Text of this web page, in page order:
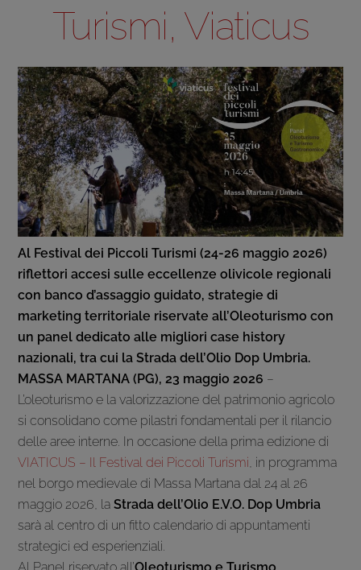
Turismi, Viaticus
Al Festival dei Piccoli Turismi (24-26 maggio 2026)
riflettori accesi sulle eccellenze olivicole regionali
con banco d’assaggio guidato, strategie di
marketing territoriale riservate all’Oleoturismo con
un panel dedicato alle migliori case history
nazionali, tra cui la Strada dell’Olio Dop Umbria.
MASSA MARTANA (PG), 23 maggio 2026 –
L’oleoturismo e la valorizzazione del patrimonio agricolo
si consolidano come pilastri fondamentali per il rilancio
delle aree interne. In occasione della prima edizione di
VIATICUS – Il Festival dei Piccoli Turismi, in programma
nel borgo medievale di Massa Martana dal 24 al 26
maggio 2026, laStrada dell’Olio E.V.O. Dop Umbria
sarà al centro di un fitto calendario di appuntamenti
strategici ed esperienziali.